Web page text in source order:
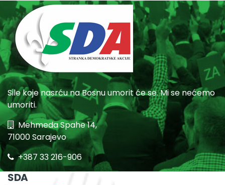
Sile koje nasrću na Bosnu umorit će se. Mi se nećemo
umoriti.
Mehmeda Spahe 14,
71000 Sarajevo
+387 33 216-906
SDA